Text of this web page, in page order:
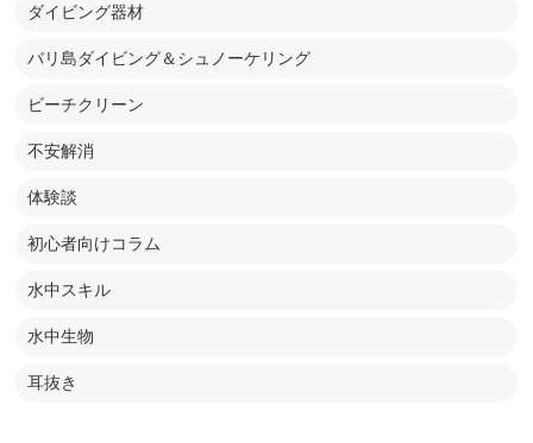
ダイビング器材
バリ島ダイビング＆シュノーケリング
ビーチクリーン
不安解消
体験談
初心者向けコラム
水中スキル
水中生物
耳抜き